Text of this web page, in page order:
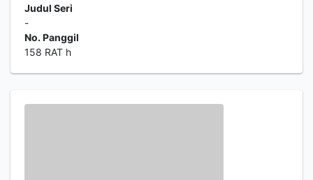
Judul Seri
-
No. Panggil
158 RAT h